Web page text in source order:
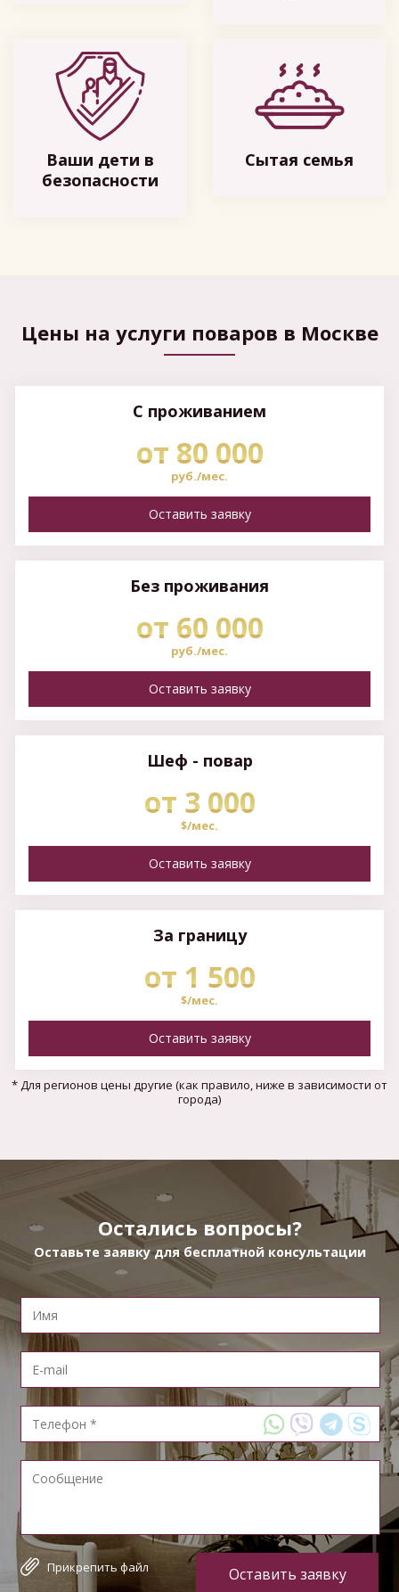
Ваши дети в
безопасности
Сытая семья
Цены на услуги поваров в Москве
С проживанием
от 80 000
руб./мес.
Оставить заявку
Без проживания
от 60 000
руб./мес.
Оставить заявку
Шеф - повар
от 3 000
$/мес.
Оставить заявку
За границу
от 1 500
$/мес.
Оставить заявку
* Для регионов цены другие (как правило, ниже в зависимости от
города)
Остались вопросы?
Оставьте заявку для бесплатной консультации
Прикрепить файл